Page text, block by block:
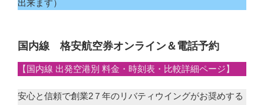
出来ます）
国内線 格安航空券オンライン＆電話予約
【国内線 出発空港別 料金・時刻表・比較詳細ページ】
安心と信頼で創業2７年のリバティウイングがお奨めする